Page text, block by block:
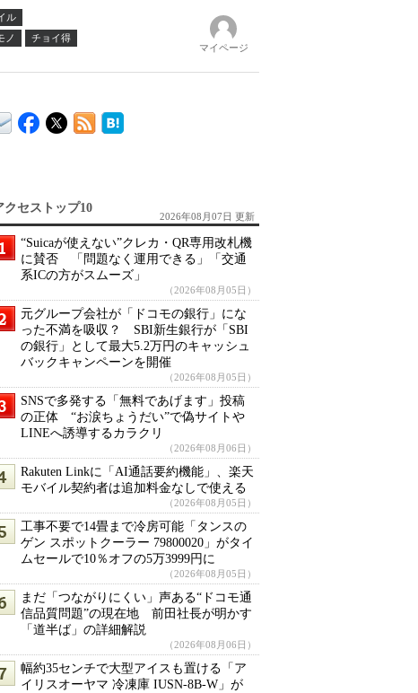
ル
ノ
チョイ得
マイページ
クセストップ10
2026年08月07日 更新
“Suicaが使えない”クレカ・QR専用改札機
に賛否 「問題なく運用できる」「交通
系ICの方がスムーズ」
（2026年08月05日）
元グループ会社が「ドコモの銀行」にな
った不満を吸収？ SBI新生銀行が「SBI
の銀行」として最大5.2万円のキャッシュ
バックキャンペーンを開催
（2026年08月05日）
SNSで多発する「無料であげます」投稿
の正体 “お涙ちょうだい”で偽サイトや
LINEへ誘導するカラクリ
（2026年08月06日）
Rakuten Linkに「AI通話要約機能」、楽天
モバイル契約者は追加料金なしで使える
（2026年08月05日）
工事不要で14畳まで冷房可能「タンスの
ゲン スポットクーラー 79800020」がタイ
ムセールで10％オフの5万3999円に
（2026年08月05日）
まだ「つながりにくい」声ある“ドコモ通
信品質問題”の現在地 前田社長が明かす
「道半ば」の詳細解説
（2026年08月06日）
幅約35センチで大型アイスも置ける「ア
イリスオーヤマ 冷凍庫 IUSN-8B-W」が